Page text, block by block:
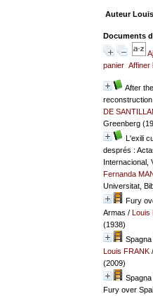
Auteur
Documents
panier Affiner
After
DE
Greenberg
L'exili
després :
Internacional,
Fernanda
Universitat,
Fury
Armas / Louis
(1938)
Louis FRANK/
(2009)
Fury over